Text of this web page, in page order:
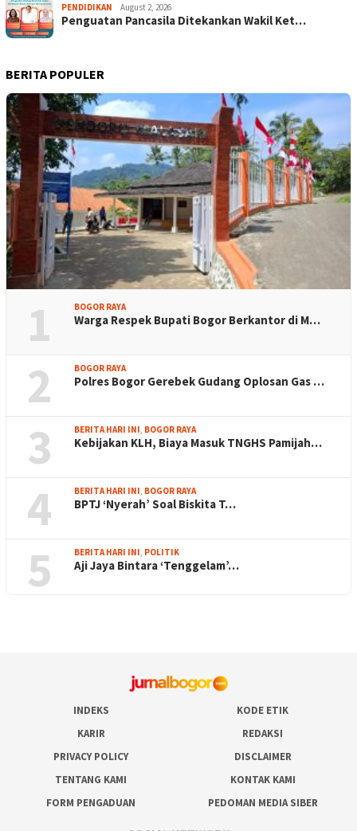
PENDIDIKAN August 2, 2026
Penguatan Pancasila Ditekankan Wakil Ket…
BERITA POPULER
1 BOGOR RAYA
Warga Respek Bupati Bogor Berkantor di M…
2 BOGOR RAYA
Polres Bogor Gerebek Gudang Oplosan Gas …
3 BERITA HARI INI, BOGOR RAYA
Kebijakan KLH, Biaya Masuk TNGHS Pamijah…
4 BERITA HARI INI, BOGOR RAYA
BPTJ ‘Nyerah’ Soal Biskita T…
5 BERITA HARI INI, POLITIK
Aji Jaya Bintara ‘Tenggelam’…
INDEKS
KODE ETIK
KARIR
REDAKSI
PRIVACY POLICY
DISCLAIMER
TENTANG KAMI
KONTAK KAMI
FORM PENGADUAN
PEDOMAN MEDIA SIBER